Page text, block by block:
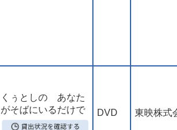
くぅとしの あなた
がそばにいるだけで
DVD 東映株式